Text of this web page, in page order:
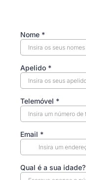
Nome *
Apelido *
Telemóvel *
Email *
Qual é a sua idade?